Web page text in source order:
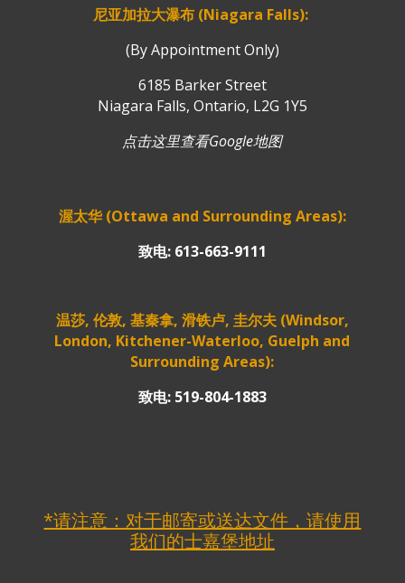
尼亚加拉大瀑布 (Niagara Falls):
(By Appointment Only)
6185 Barker Street
Niagara Falls, Ontario, L2G 1Y5
点击这里查看Google地图
渥太华 (Ottawa and Surrounding Areas):
致电: 613-663-9111
温莎, 伦敦, 基秦拿, 滑铁卢, 圭尔夫 (Windsor,
London, Kitchener-Waterloo, Guelph and
Surrounding Areas):
致电: 519-804-1883
*请注意：对于邮寄或送达文件，请使用
我们的士嘉堡地址